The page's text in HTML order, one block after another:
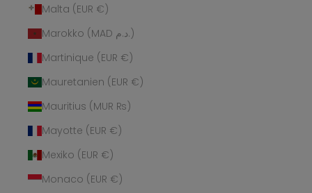
Malta (EUR €)
Marokko (MAD د.م.)
Martinique (EUR €)
Mauretanien (EUR €)
Mauritius (MUR ₨)
Mayotte (EUR €)
Mexiko (EUR €)
Monaco (EUR €)